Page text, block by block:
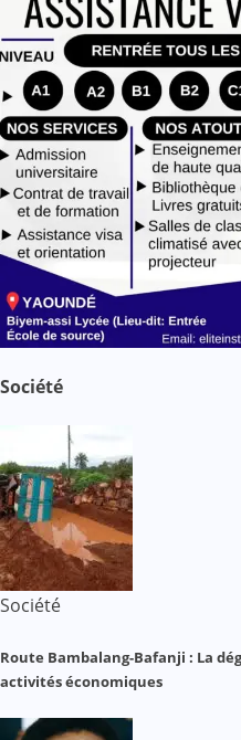
Société
Société
Route Bambalang-Bafanji : La
activités économiques